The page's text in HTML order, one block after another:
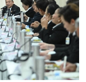
แหน่ง
อม
ที